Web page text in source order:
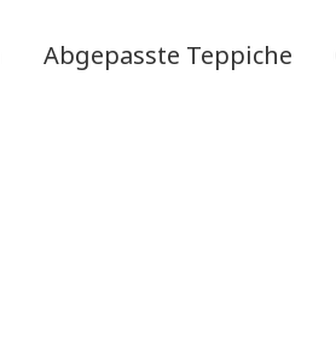
Abgepasste Teppiche